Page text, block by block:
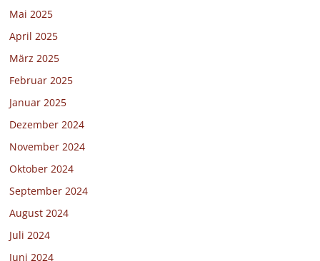
Mai 2025
April 2025
März 2025
Februar 2025
Januar 2025
Dezember 2024
November 2024
Oktober 2024
September 2024
August 2024
Juli 2024
Juni 2024